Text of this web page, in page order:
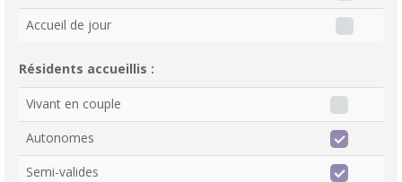
Accueil de jour
Résidents accueillis :
Vivant en couple
Autonomes
Semi-valides